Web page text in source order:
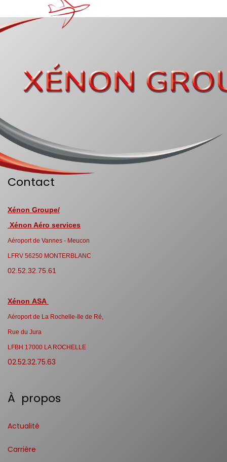
Contact
Xénon Groupe/
Xénon Aéro services
Aéroport de Vannes - Meucon
LFRV 56250 MONTERBLANC
02.52.32.75.61
Xénon ASA
Aéroport de La Rochelle-Ile de Ré,
Rue du Jura
LFBH 17000 LA ROCHELLE
02.52.32.75.63
À propos
Actualité
Carrière